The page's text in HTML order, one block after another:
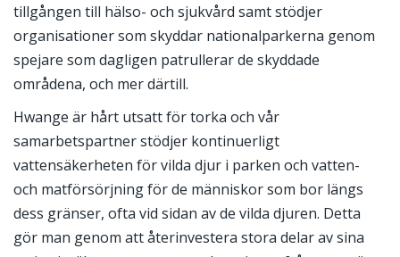
tillgången till hälso- och sjukvård samt stödjer
organisationer som skyddar nationalparkerna genom
spejare som dagligen patrullerar de skyddade
områdena, och mer därtill.
Hwange är hårt utsatt för torka och vår
samarbetspartner stödjer kontinuerligt
vattensäkerheten för vilda djur i parken och vatten-
och matförsörjning för de människor som bor längs
dess gränser, ofta vid sidan av de vilda djuren. Detta
gör man genom att återinvestera stora delar av sina